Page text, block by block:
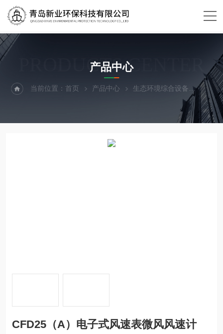
PRODUCTS CENTER
产品中心
当前位置：首页 产品中心 生态环境综合设备 风速仪
CFD25（A）电子式风速表微风风速计